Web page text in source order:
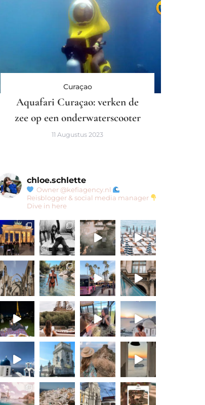
Curaçao
Aquafari Curaçao: verken de
zee op een onderwaterscooter
11 Augustus 2023
chloe.schlette
Owner @kefiagency.nl
Reisblogger & social media manager
Dive in here